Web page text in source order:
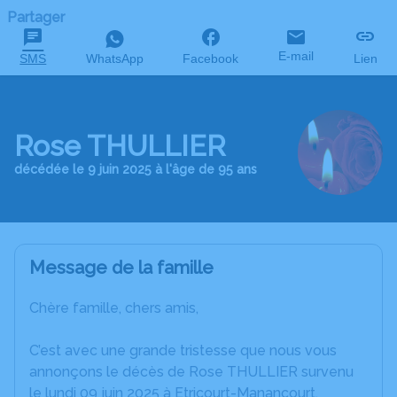
Partager
SMS WhatsApp Facebook E-mail Lien
Rose THULLIER
décédée le 9 juin 2025 à l'âge de 95 ans
Message de la famille
Chère famille, chers amis,
C’est avec une grande tristesse que nous vous
annonçons le décès de Rose THULLIER survenu
le lundi 09 juin 2025 à Etricourt-Manancourt.